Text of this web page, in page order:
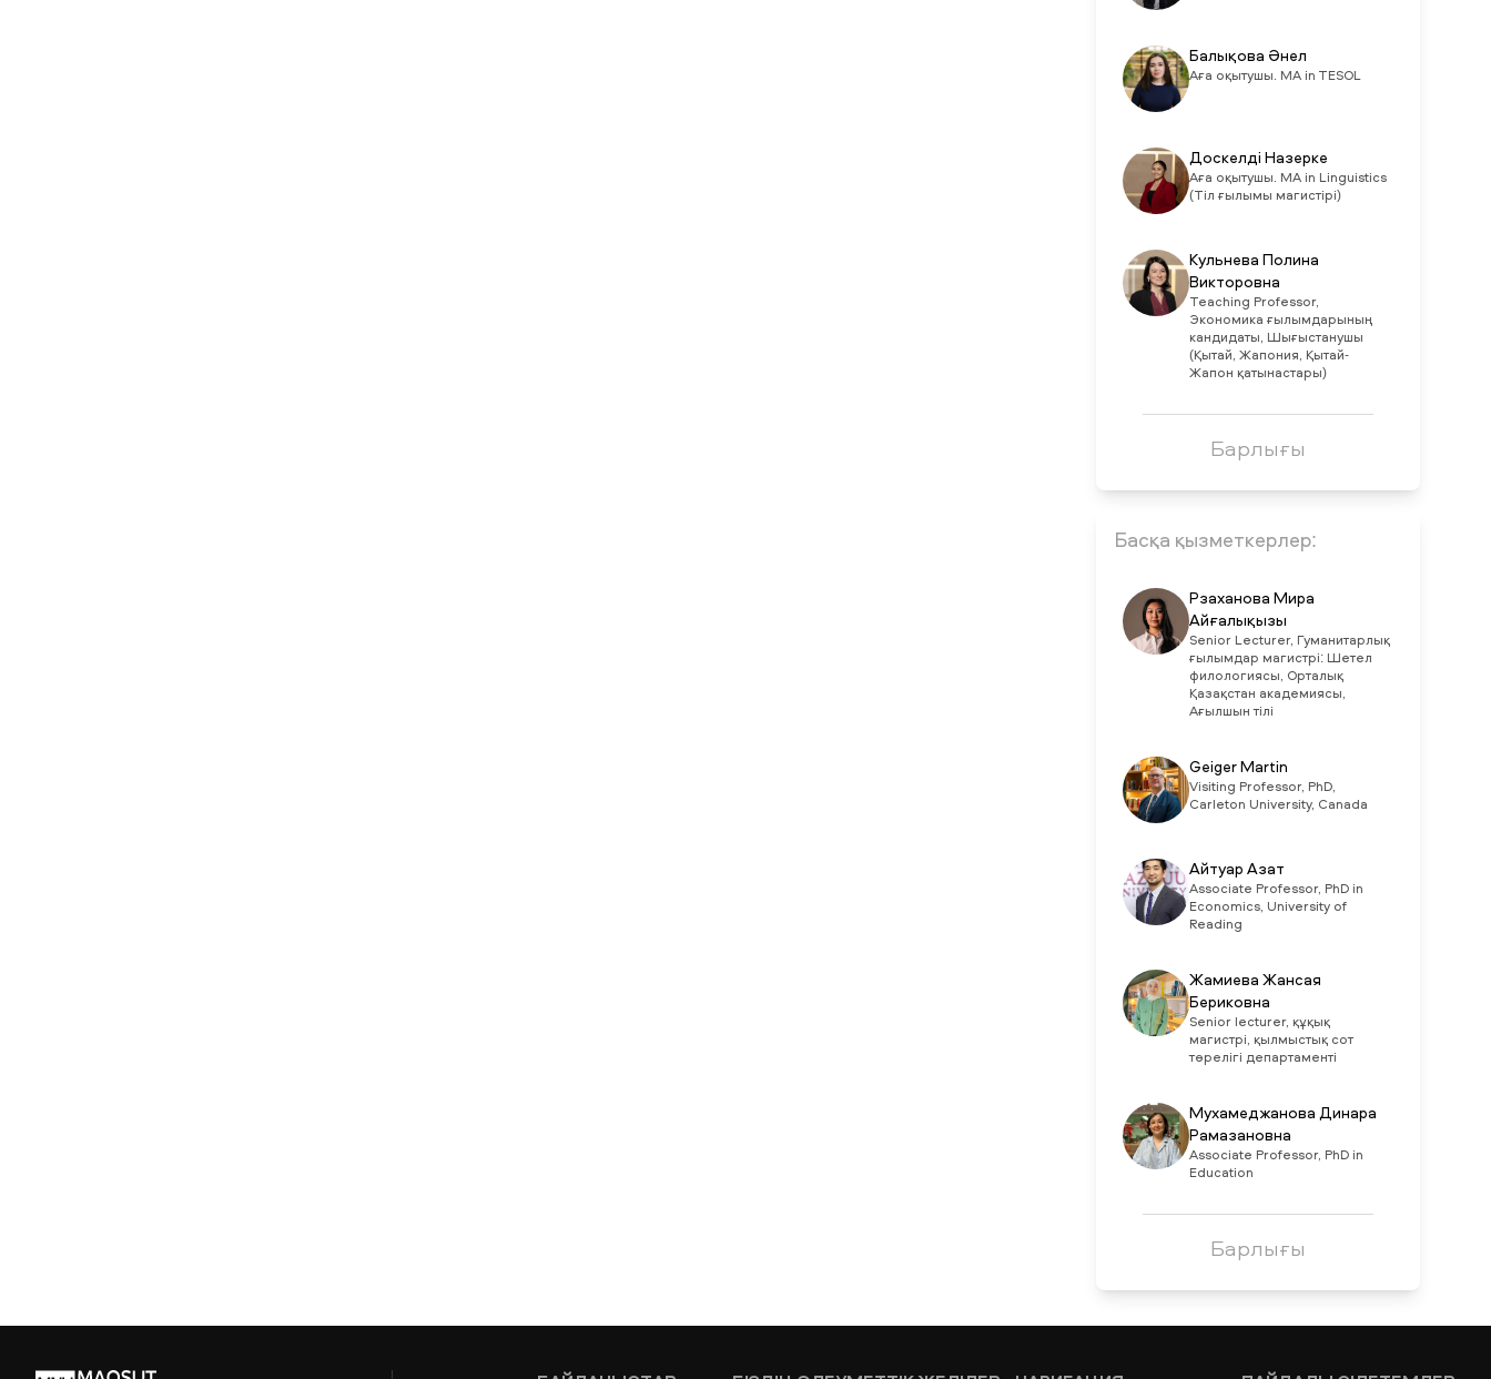
Балықова Әнел
Аға оқытушы. MA in TESOL
Доскелді Назерке
Аға оқытушы. MA in Linguistics
(Тіл ғылымы магистірі)
Кульнева Полина
Викторовна
Teaching Professor,
Экономика ғылымдарының
кандидаты, Шығыстанушы
(Қытай, Жапония, Қытай-
Жапон қатынастары)
Барлығы
Басқа қызметкерлер:
Рзаханова Мира
Айғалықызы
Senior Lecturer, Гуманитарлық
ғылымдар магистрі: Шетел
филологиясы, Орталық
Қазақстан академиясы,
Ағылшын тілі
Geiger Martin
Visiting Professor, PhD,
Carleton University, Canada
Айтуар Азат
Associate Professor, PhD in
Economics, University of
Reading
Жамиева Жансая
Бериковна
Senior lecturer, құқық
магистрі, қылмыстық сот
төрелігі департаменті
Мухамеджанова Динара
Рамазановна
Associate Professor, PhD in
Education
Барлығы